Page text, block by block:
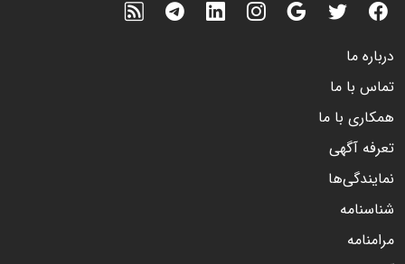
درباره ما
تماس با ما
همکاری با ما
تعرفه آگهی
نمایندگی‌ها
شناسنامه
مرامنامه